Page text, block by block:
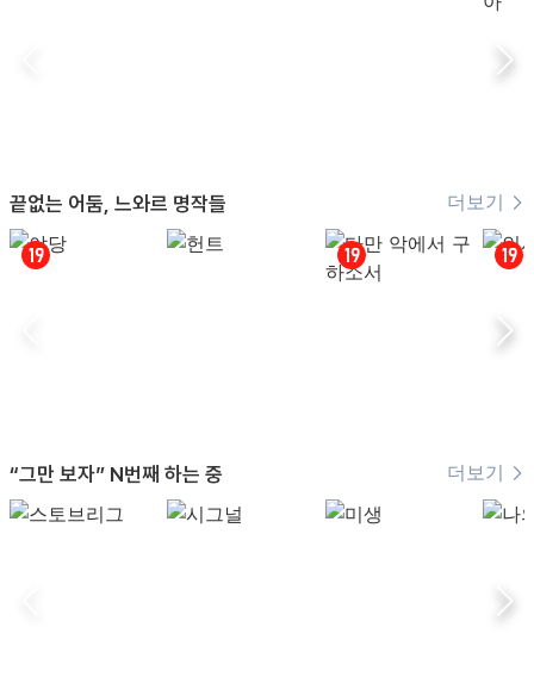
끝없는 어둠, 느와르 명작들 더보기
“그만 보자” N번째 하는 중 더보기